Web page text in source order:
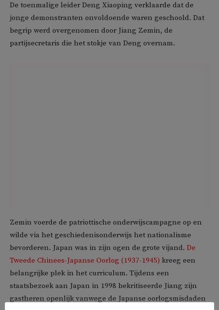
De toenmalige leider Deng Xiaoping verklaarde dat de
jonge demonstranten onvoldoende waren geschoold. Dat
begrip werd overgenomen door Jiang Zemin, de
partijsecretaris die het stokje van Deng overnam.
Zemin voerde de patriottische onderwijscampagne op en
wilde via het geschiedenisonderwijs het nationalisme
bevorderen. Japan was in zijn ogen de grote vijand. De
Tweede Chinees-Japanse Oorlog (1937-1945) kreeg een
belangrijke plek in het curriculum. Tijdens een
staatsbezoek aan Japan in 1998 bekritiseerde Jiang zijn
gastheren openlijk vanwege de Japanse oorlogsmisdaden